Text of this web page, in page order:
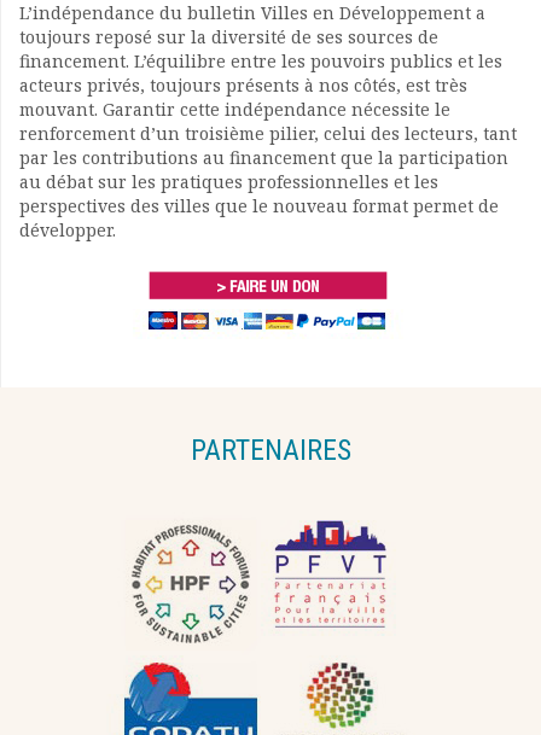
L’indépendance du bulletin Villes en Développement a
toujours reposé sur la diversité de ses sources de
financement. L’équilibre entre les pouvoirs publics et les
acteurs privés, toujours présents à nos côtés, est très
mouvant. Garantir cette indépendance nécessite le
renforcement d’un troisième pilier, celui des lecteurs, tant
par les contributions au financement que la participation
au débat sur les pratiques professionnelles et les
perspectives des villes que le nouveau format permet de
développer.
PARTENAIRES